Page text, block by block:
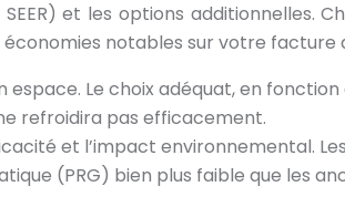
et les options additionnelles.
notables sur votre facture
Le choix adéquat, en
refroidira pas efficacement.
et l’impact environnemental.
(PRG) bien plus faible que les